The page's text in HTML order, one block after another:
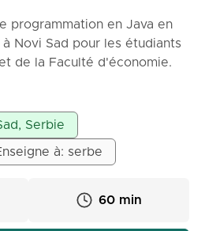
programmation en Java en
Novi Sad pour les étudiants
de la Faculté d'économie.
pour vous faciliter la maîtrise
des cours individuels,
Pour plus d'informations,
Serbie
à: serbe
60 min